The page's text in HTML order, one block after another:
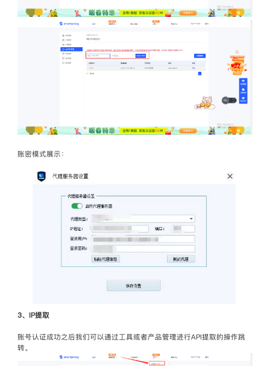
账密模式展示：
3、IP提取
账号认证成功之后我们可以通过工具或者产品管理进行API提取的操作跳
转。